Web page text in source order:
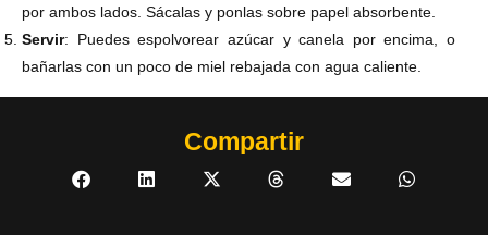
por ambos lados. Sácalas y ponlas sobre papel absorbente.
Servir: Puedes espolvorear azúcar y canela por encima, o
bañarlas con un poco de miel rebajada con agua caliente.
Compartir